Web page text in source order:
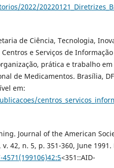
2022/
de Ciência, Tecnologia,
e Serviços de Informação
prática e trabalho em
de Medicamentos. Brasília,
em:
Journal of the American
42, n. 5, p. 351-360, June 1991.
<351::AID-